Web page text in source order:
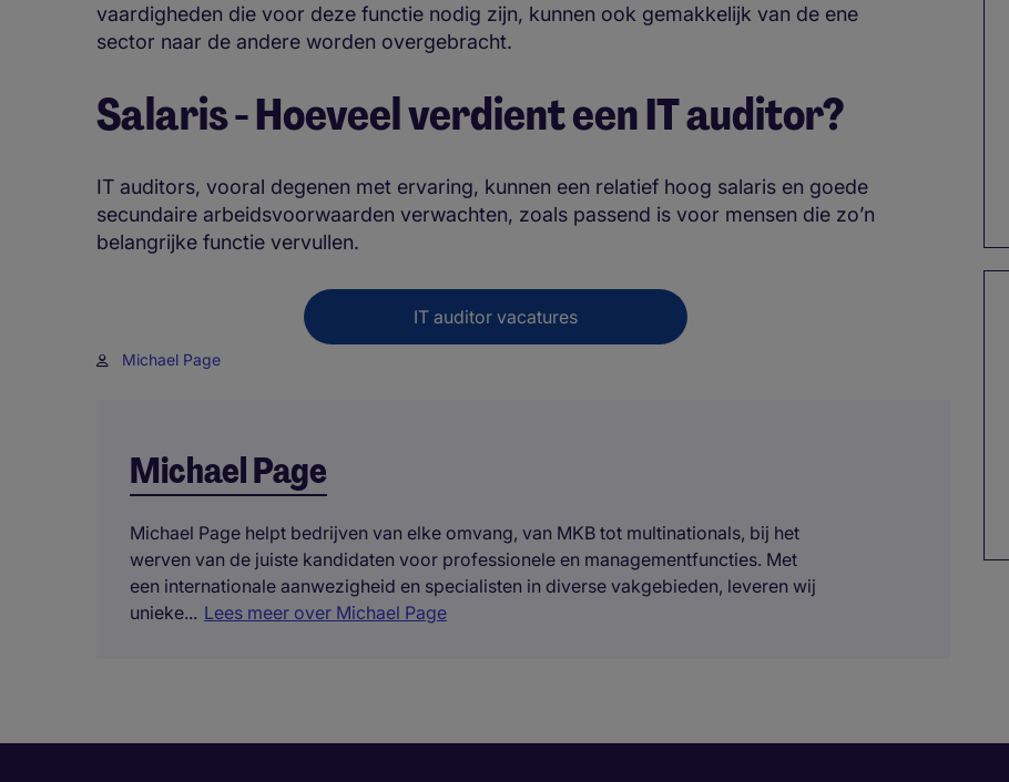
vaardigheden die voor deze functie nodig zijn, kunnen ook gemakkelijk van de ene
sector naar de andere worden overgebracht.
Salaris - Hoeveel verdient een IT auditor?
IT auditors, vooral degenen met ervaring, kunnen een relatief hoog salaris en goede
secundaire arbeidsvoorwaarden verwachten, zoals passend is voor mensen die zo’n
belangrijke functie vervullen.
IT auditor vacatures
Michael Page
Michael Page
Michael Page helpt bedrijven van elke omvang, van MKB tot multinationals, bij het
werven van de juiste kandidaten voor professionele en managementfuncties. Met
een internationale aanwezigheid en specialisten in diverse vakgebieden, leveren wij
unieke... Lees meer over Michael Page